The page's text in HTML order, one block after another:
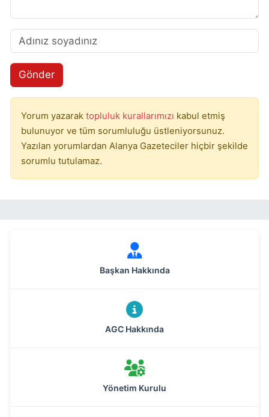
Gönder
Yorum yazarak topluluk kurallarımızı kabul etmiş
bulunuyor ve tüm sorumluluğu üstleniyorsunuz.
Yazılan yorumlardan Alanya Gazeteciler hiçbir şekilde
sorumlu tutulamaz.
Başkan Hakkında
AGC Hakkında
Yönetim Kurulu